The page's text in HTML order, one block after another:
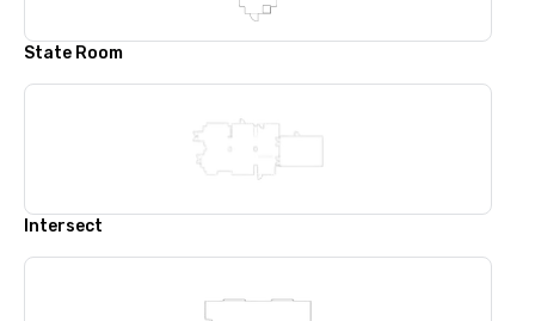
State Room
Intersect